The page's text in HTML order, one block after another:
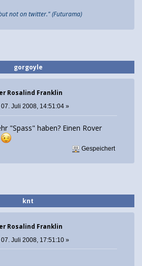
not on twitter." (Futurama)
gorgoyle
Rosalind Franklin
07. Juli 2008, 14:51:04 »
"Spass" haben? Einen Rover
Gespeichert
knt
Rosalind Franklin
07. Juli 2008, 17:51:10 »